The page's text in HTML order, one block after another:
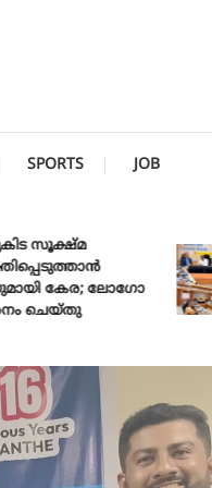
SPORTS JOB
കേര; ലോഗോ